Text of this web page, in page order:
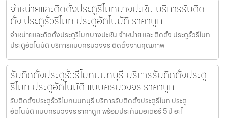
จำหน่ายและติดตั้งประตูรีโมทบางปะหัน บริการรับติด
ตั้ง ประตูรั้วรีโมท ประตูอัตโนมัติ ราคาถูก
จำหน่ายและติดตั้งประตูรีโมทบางปะหัน จำหน่าย และ ติดตั้ง ประตูรั้วรีโมท
ประตูอัตโนมัติ บริการแบบครบวงจร ติดตั้งงานคุณภาพ
รับติดตั้งประตูรั้วรีโมทนนทบุรี บริการรับติดตั้งประตู
รีโมท ประตูอัตโนมัติ แบบครบวงจร ราคาถูก
รับติดตั้งประตูรั้วรีโมทนนทบุรี บริการรับติดตั้งประตูรีโมท ประตู
อัตโนมัติ แบบครบวงจร ราคาถูก พร้อมประกันมอเตอร์ 5 ปี อะไ